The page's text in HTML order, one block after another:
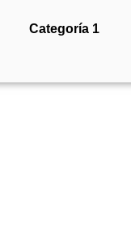
Categoría 1